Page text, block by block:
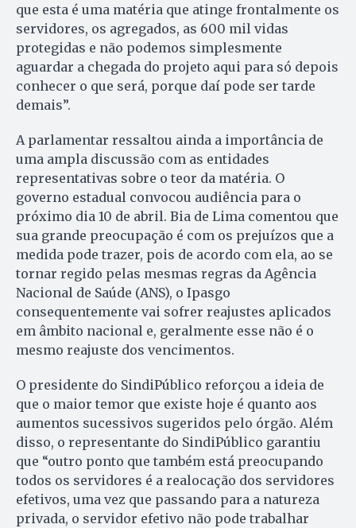
que esta é uma matéria que atinge frontalmente os
servidores, os agregados, as 600 mil vidas
protegidas e não podemos simplesmente
aguardar a chegada do projeto aqui para só depois
conhecer o que será, porque daí pode ser tarde
demais”.
A parlamentar ressaltou ainda a importância de
uma ampla discussão com as entidades
representativas sobre o teor da matéria. O
governo estadual convocou audiência para o
próximo dia 10 de abril. Bia de Lima comentou que
sua grande preocupação é com os prejuízos que a
medida pode trazer, pois de acordo com ela, ao se
tornar regido pelas mesmas regras da Agência
Nacional de Saúde (ANS), o Ipasgo
consequentemente vai sofrer reajustes aplicados
em âmbito nacional e, geralmente esse não é o
mesmo reajuste dos vencimentos.
O presidente do SindiPúblico reforçou a ideia de
que o maior temor que existe hoje é quanto aos
aumentos sucessivos sugeridos pelo órgão. Além
disso, o representante do SindiPúblico garantiu
que “outro ponto que também está preocupando
todos os servidores é a realocação dos servidores
efetivos, uma vez que passando para a natureza
privada, o servidor efetivo não pode trabalhar